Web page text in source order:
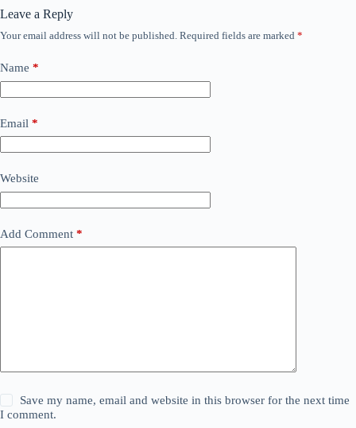
Leave a Reply
Your email address will not be published. Required fields are marked *
Name *
Email *
Website
Add Comment *
Save my name, email and website in this browser for the next time
I comment.